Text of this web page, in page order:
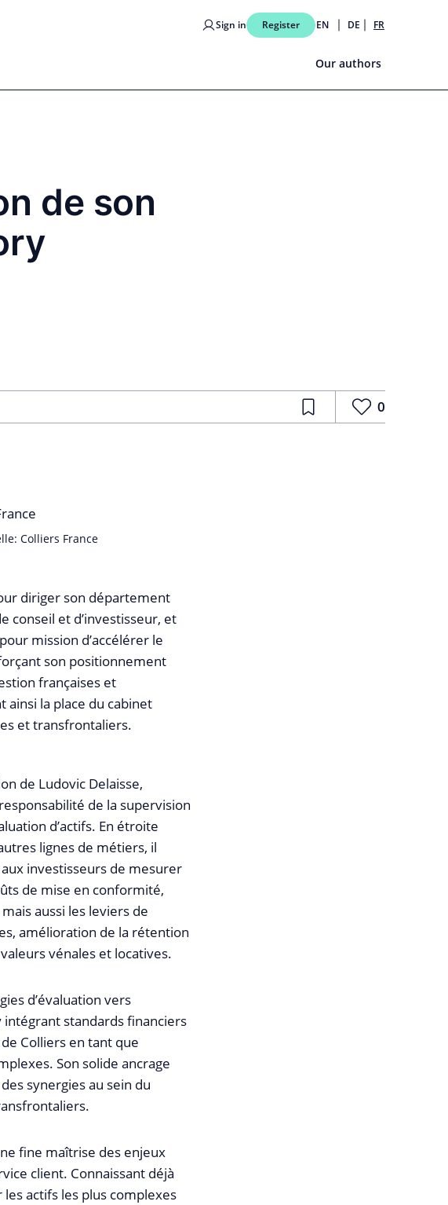
Sign in Register EN DE FR
Our authors
de son
0
Colliers France
diriger son département
conseil et d’investisseur, et
mission d’accélérer le
son positionnement
françaises et
la place du cabinet
et transfrontaliers.
de Ludovic Delaisse,
de la supervision
d’actifs. En étroite
lignes de métiers, il
investisseurs de mesurer
de mise en conformité,
aussi les leviers de
amélioration de la rétention
vénales et locatives.
d’évaluation vers
intégrant standards financiers
Colliers en tant que
Son solide ancrage
synergies au sein du
fine maîtrise des enjeux
client. Connaissant déjà
actifs les plus complexes